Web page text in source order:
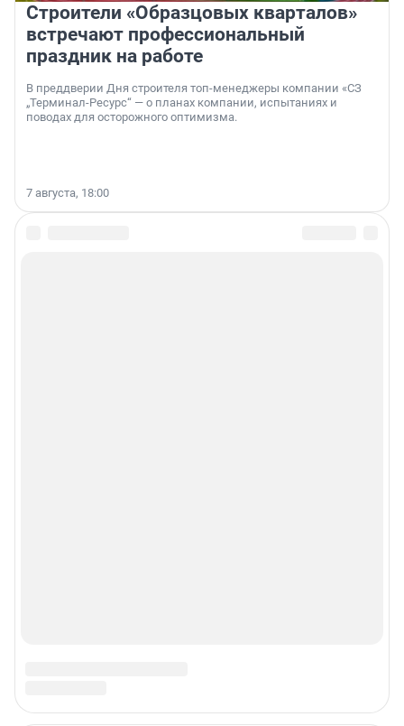
Строители «Образцовых кварталов»
встречают профессиональный
праздник на работе
В преддверии Дня строителя топ-менеджеры компании «СЗ
„Терминал-Ресурс“ — о планах компании, испытаниях и
поводах для осторожного оптимизма.
7 августа, 18:00